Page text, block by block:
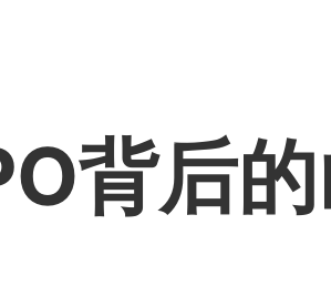
背后